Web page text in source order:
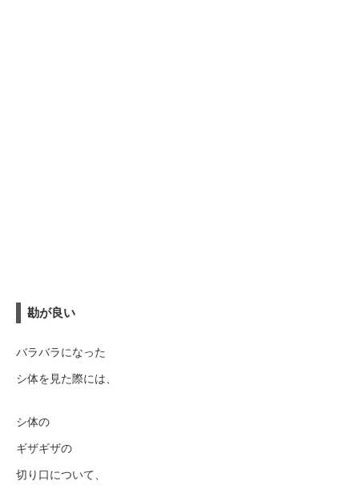
勘が良い
バラバラになった
シ体を見た際には、
シ体の
ギザギザの
切り口について、